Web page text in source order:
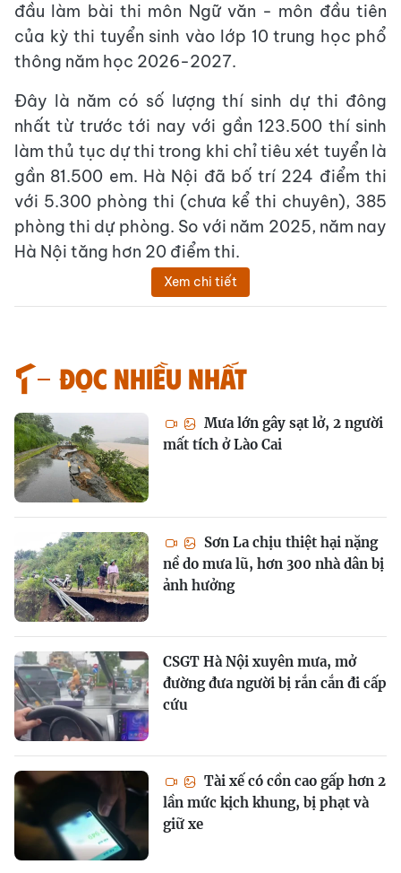
đầu làm bài thi môn Ngữ văn - môn đầu tiên
của kỳ thi tuyển sinh vào lớp 10 trung học phổ
thông năm học 2026-2027.
Đây là năm có số lượng thí sinh dự thi đông
nhất từ trước tới nay với gần 123.500 thí sinh
làm thủ tục dự thi trong khi chỉ tiêu xét tuyển là
gần 81.500 em. Hà Nội đã bố trí 224 điểm thi
với 5.300 phòng thi (chưa kể thi chuyên), 385
phòng thi dự phòng. So với năm 2025, năm nay
Hà Nội tăng hơn 20 điểm thi.
Xem chi tiết
Đọc nhiều nhất
Mưa lớn gây sạt lở, 2 người
mất tích ở Lào Cai
Sơn La chịu thiệt hại nặng
nề do mưa lũ, hơn 300 nhà dân bị
ảnh hưởng
CSGT Hà Nội xuyên mưa, mở
đường đưa người bị rắn cắn đi cấp
cứu
Tài xế có cồn cao gấp hơn 2
lần mức kịch khung, bị phạt và
giữ xe